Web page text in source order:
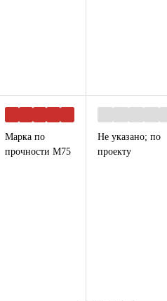
Марка по
прочности М75
Не указано; по
проекту